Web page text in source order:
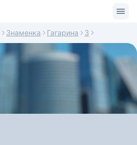
Знаменка Гагарина 3